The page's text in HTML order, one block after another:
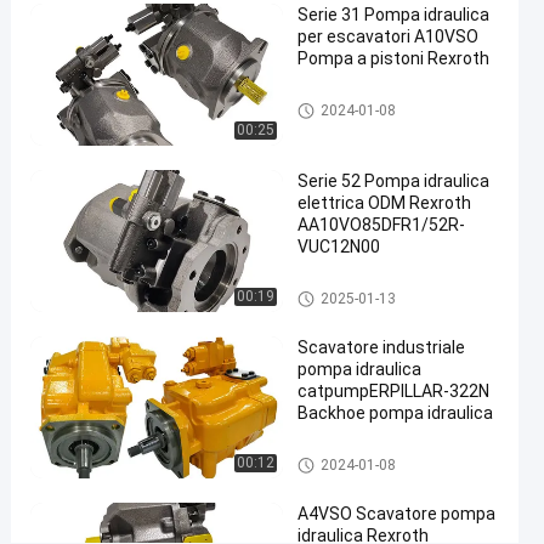
catpumperpillar
Escavatore
Pompa
idraulica
Pompa
principale
dell'escavatore
idraulica in
escavatore
m
00:25
Serie 31 Pompa idraulica
per escavatori A10VSO
Pompa a pistoni Rexroth
Pompa idraulica per escavator
2024-01-08
00:19
Serie 52 Pompa idraulica
elettrica ODM Rexroth
AA10VO85DFR1/52R-
VUC12N00
Pompa idraulica per escavator
2025-01-13
00:12
Scavatore industriale
pompa idraulica
catpumpERPILLAR-322N
Backhoe pompa idraulica
Pompa idraulica per escavator
2024-01-08
A4VSO Scavatore pompa
idraulica Rexroth